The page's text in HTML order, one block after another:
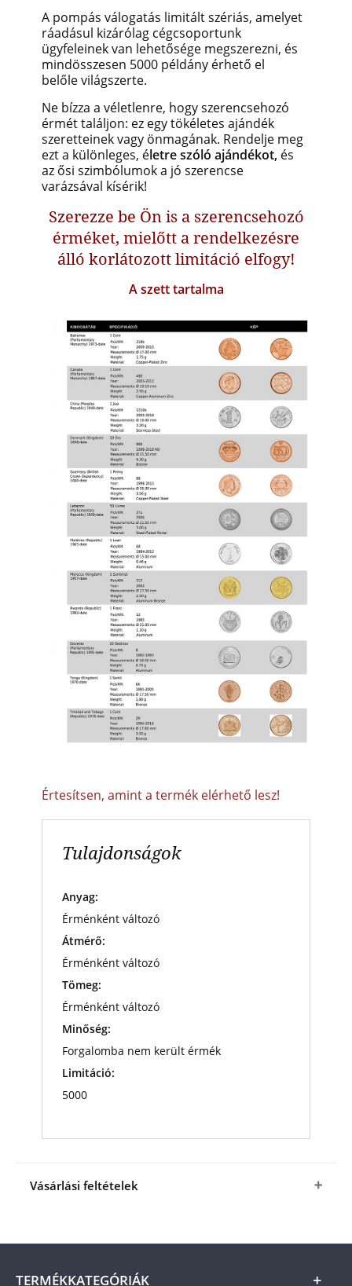
A pompás válogatás limitált szériás, amelyet
ráadásul kizárólag cégcsoportunk
ügyfeleinek van lehetősége megszerezni, és
mindösszesen 5000 példány érhető el
belőle világszerte.
Ne bízza a véletlenre, hogy szerencsehozó
érmét találjon: ez egy tökéletes ajándék
szeretteinek vagy önmagának. Rendelje meg
ezt a különleges, életre szóló ajándékot, és
az ősi szimbólumok a jó szerencse
varázsával kísérik!
Szerezze be Ön is a szerencsehozó
érméket, mielőtt a rendelkezésre
álló korlátozott limitáció elfogy!
A szett tartalma
Értesítsen, amint a termék elérhető lesz!
Tulajdonságok
Anyag:
Érménként változó
Átmérő:
Érménként változó
Tömeg:
Érménként változó
Minőség:
Forgalomba nem került érmék
Limitáció:
5000
Vásárlási feltételek
kedvező áron6 990 Ft-ért(+ 1 490 Ft csomagolási
szállításkor a futárnak vagy a termékhez csatolt
TERMÉKKATEGÓRIÁK